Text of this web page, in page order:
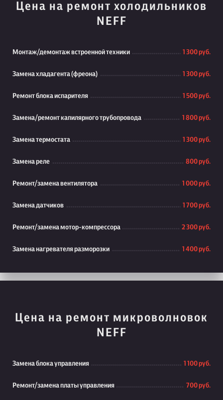
Цена на ремонт холодильников
NEFF
Монтаж/демонтаж встроенной техники 1 300 руб.
Замена хладагента (фреона) 1 300 руб.
Ремонт блока испарителя 1 500 руб.
Замена/ремонт капилярного трубопровода 1 800 руб.
Замена термостата 1 300 руб.
Замена реле 800 руб.
Ремонт/замена вентилятора 1 000 руб.
Замена датчиков 1 700 руб.
Ремонт/замена мотор-компрессора 2 300 руб.
Замена нагревателя разморозки 1 400 руб.
Цена на ремонт микроволновок
NEFF
Замена блока управления 1 100 руб.
Ремонт/замена платы управления 700 руб.